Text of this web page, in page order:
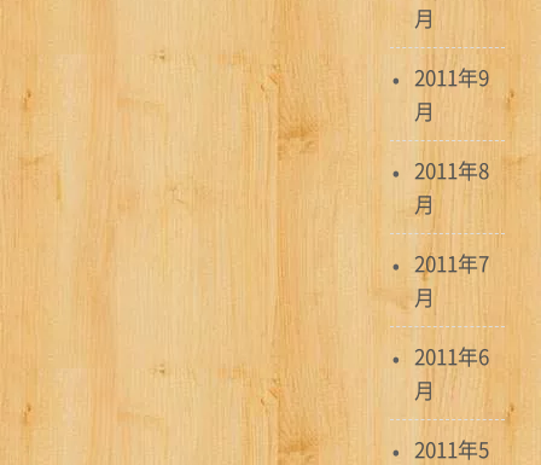
月
2011年9
月
2011年8
月
2011年7
月
2011年6
月
2011年5